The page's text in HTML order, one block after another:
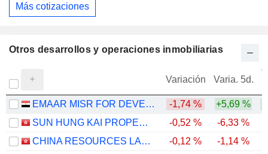
Más cotizaciones
Otros desarrollos y operaciones inmobiliarias
Variación Varia. 5d.
EMAAR MISR FOR DEVELOPMENT COMPANY (S.A.E.) -1,74 % +5,69 %
SUN HUNG KAI PROPERTIES LIMITED
-0,52 % -6,33 %
CHINA RESOURCES LAND LIMITED
-0,12 % -1,14 %